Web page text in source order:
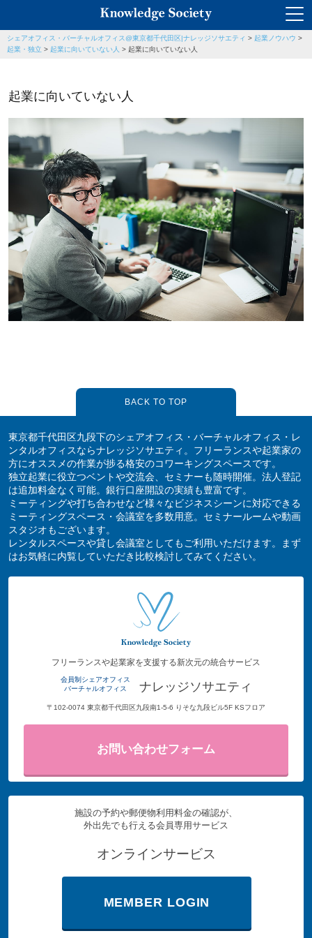
シェアオフィス・バーチャルオフィス@東京都千代田区|ナレッジソサエティ > 起業ノウハウ >
起業・独立 > 起業に向いていない人 > 起業に向いていない人
起業に向いていない人
BACK TO TOP
東京都千代田区九段下のシェアオフィス・バーチャルオフィス・レ
ンタルオフィスならナレッジソサエティ。フリーランスや起業家の
方にオススメの作業が捗る格安のコワーキングスペースです。
独立起業に役立つベントや交流会、セミナーも随時開催。法人登記
は追加料金なく可能。銀行口座開設の実績も豊富です。
ミーティングや打ち合わせなど様々なビジネスシーンに対応できる
ミーティングスペース・会議室を多数用意。セミナールームや動画
スタジオもございます。
レンタルスペースや貸し会議室としてもご利用いただけます。まず
はお気軽に内覧していただき比較検討してみてください。
フリーランスや起業家を支援する新次元の統合サービス
会員制シェアオフィス
バーチャルオフィス
ナレッジソサエティ
〒102-0074 東京都千代田区九段南1-5-6 りそな九段ビル5F KSフロア
お問い合わせフォーム
施設の予約や郵便物利用料金の確認が、
外出先でも行える会員専用サービス
オンラインサービス
MEMBER LOGIN